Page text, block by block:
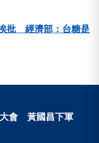
批 經濟部：台糖是
大會 黃國昌下軍